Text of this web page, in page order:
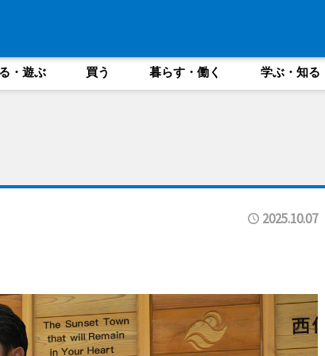
・遊ぶ 買う 暮らす・働く 学ぶ・知る
2025.10.07